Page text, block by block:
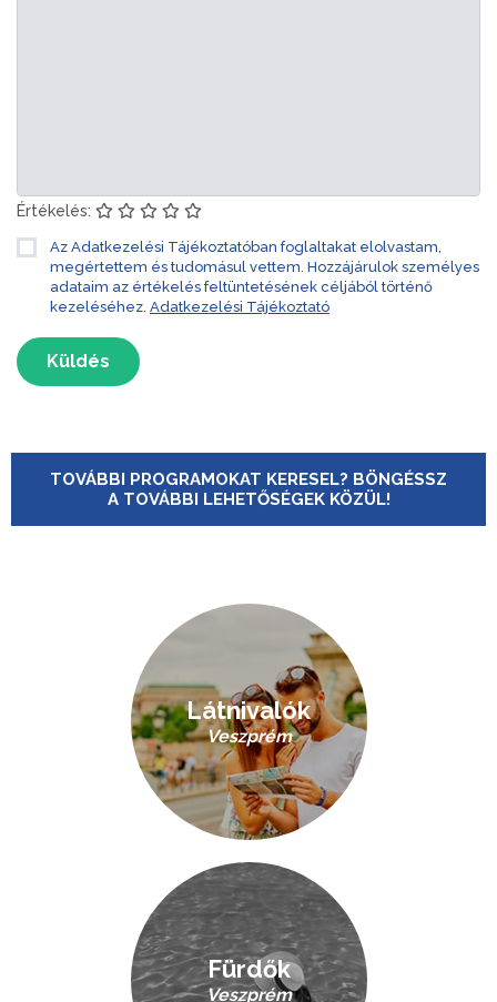
Értékelés:
Az Adatkezelési Tájékoztatóban foglaltakat elolvastam,
megértettem és tudomásul vettem. Hozzájárulok személyes
adataim az értékelés feltüntetésének céljából történő
kezeléséhez. Adatkezelési Tájékoztató
Küldés
TOVÁBBI PROGRAMOKAT KERESEL? BÖNGÉSSZ
A TOVÁBBI LEHETŐSÉGEK KÖZÜL!
Látnivalók
Veszprém
Fürdők
Veszprém